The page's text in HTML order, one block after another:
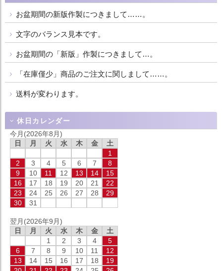
お盆期間の新版作製につきまして……。
文字のバランス見本です。
お盆期間の「新版」作製につきまして…。
「在庫僅少」商品のご注文に関しまして……。
送料が変わります。
休日カレンダー
今月(2026年8月)
日
月 火 水 木 金
土
1
2
3 4 5 6 7
8
9
10 11 12 13 14
15
16
17 18 19 20 21
22
23
24 25 26 27 28
29
30
31
翌月(2026年9月)
日
月 火 水 木 金
土
1
2 3 4
5
6
7 8 9 10 11
12
13
14 15 16 17 18
19